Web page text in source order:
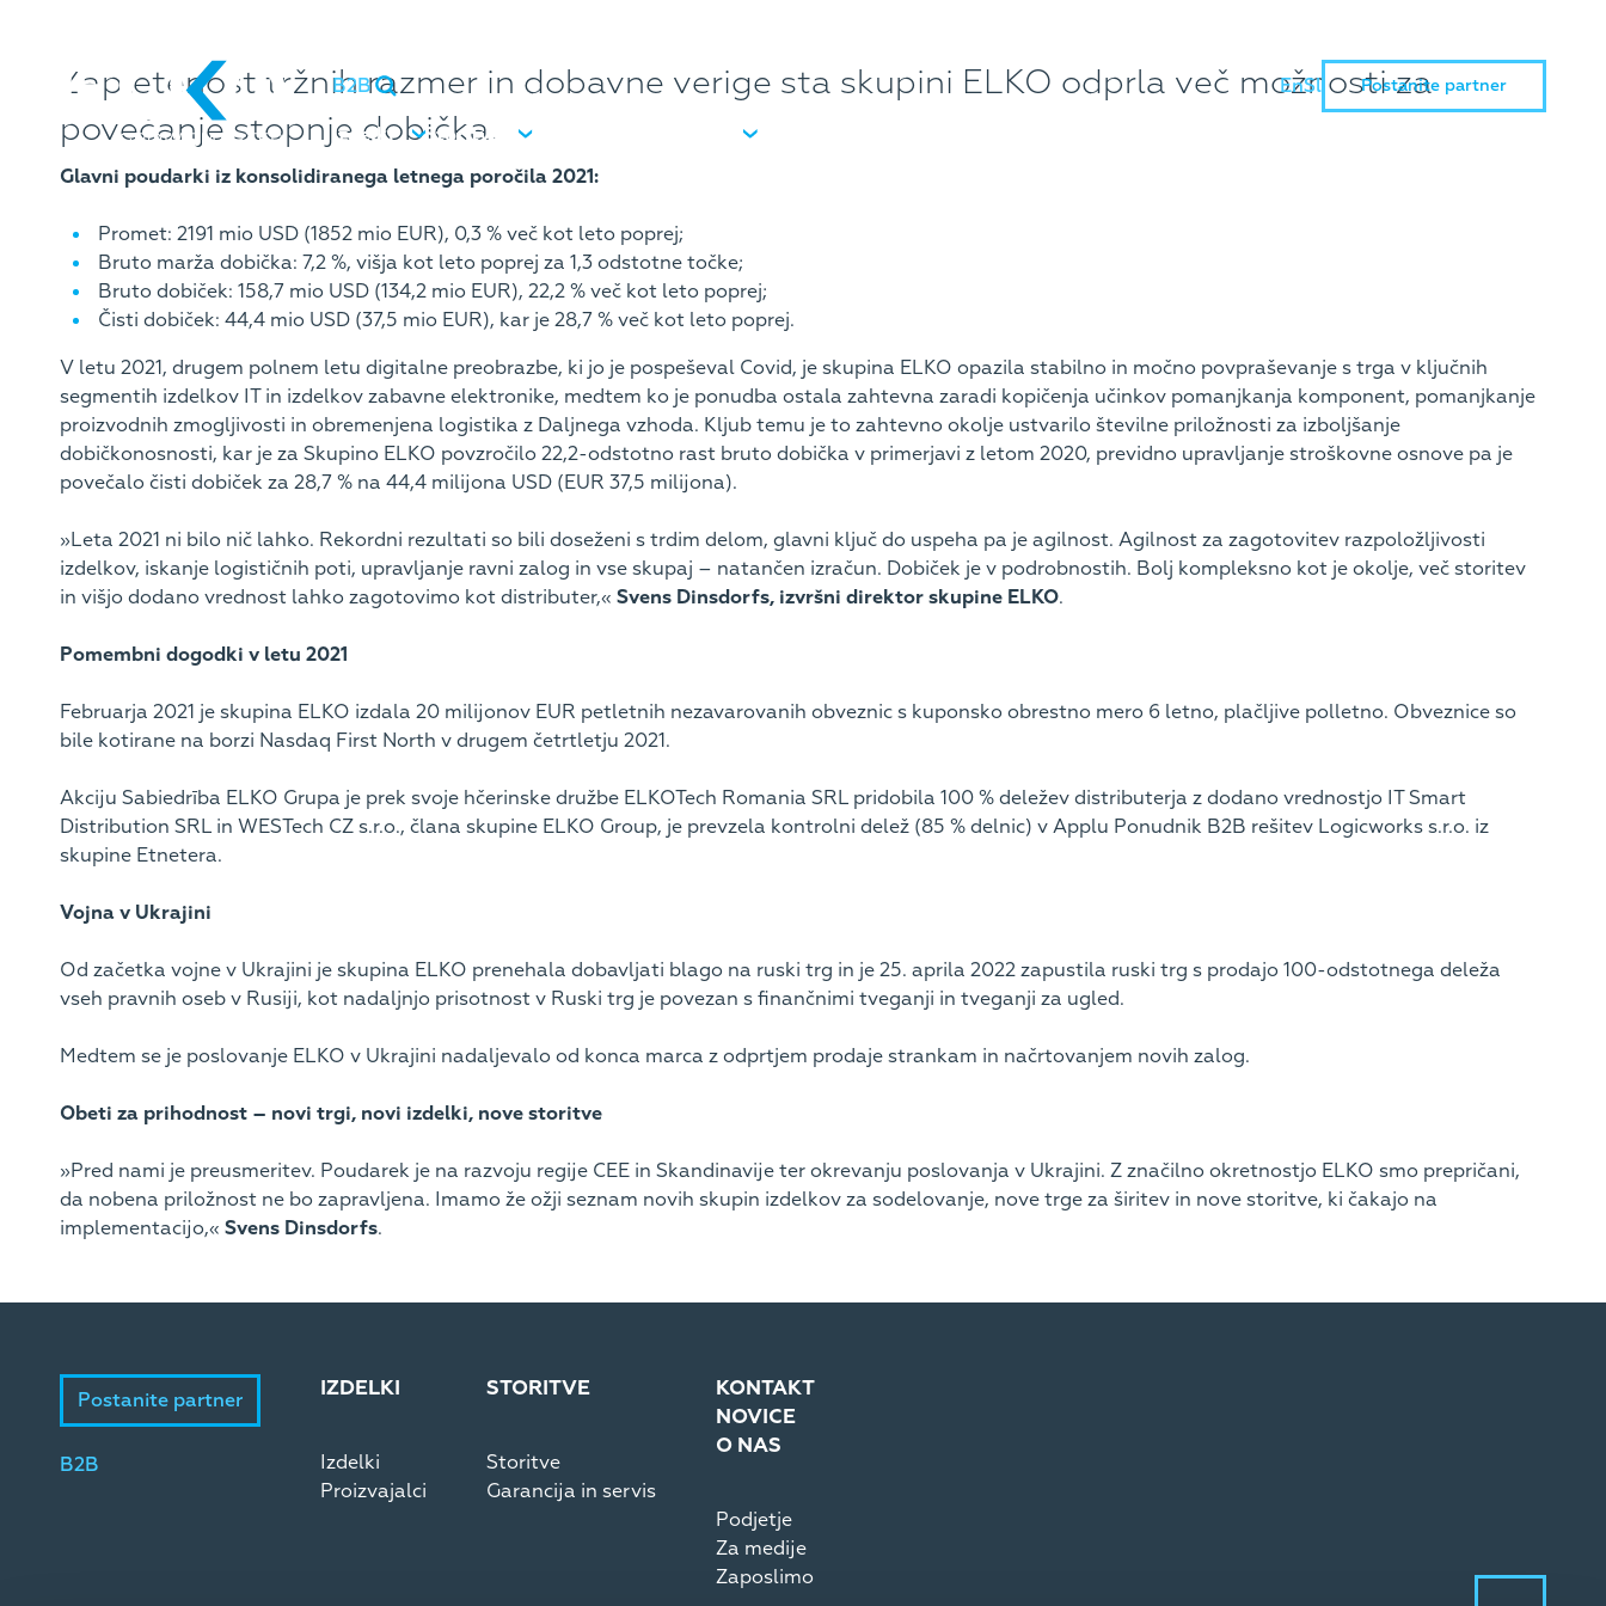
B2B EnSl Postanite partner
Izdelki Storitve Novice
Zapletenost tržnih razmer in dobavne verige sta skupini ELKO odprla več možnosti za
povečanje stopnje dobička.
Glavni poudarki iz konsolidiranega letnega poročila 2021:
Promet: 2191 mio USD (1852 mio EUR), 0,3 % več kot leto poprej;
Bruto marža dobička: 7,2 %, višja kot leto poprej za 1,3 odstotne točke;
Bruto dobiček: 158,7 mio USD (134,2 mio EUR), 22,2 % več kot leto poprej;
Čisti dobiček: 44,4 mio USD (37,5 mio EUR), kar je 28,7 % več kot leto poprej.
V letu 2021, drugem polnem letu digitalne preobrazbe, ki jo je pospeševal Covid, je skupina ELKO opazila stabilno in močno povpraševanje s trga v ključnih
segmentih izdelkov IT in izdelkov zabavne elektronike, medtem ko je ponudba ostala zahtevna zaradi kopičenja učinkov pomanjkanja komponent, pomanjkanje
proizvodnih zmogljivosti in obremenjena logistika z Daljnega vzhoda. Kljub temu je to zahtevno okolje ustvarilo številne priložnosti za izboljšanje
dobičkonosnosti, kar je za Skupino ELKO povzročilo 22,2-odstotno rast bruto dobička v primerjavi z letom 2020, previdno upravljanje stroškovne osnove pa je
povečalo čisti dobiček za 28,7 % na 44,4 milijona USD (EUR 37,5 milijona).
»Leta 2021 ni bilo nič lahko. Rekordni rezultati so bili doseženi s trdim delom, glavni ključ do uspeha pa je agilnost. Agilnost za zagotovitev razpoložljivosti
izdelkov, iskanje logističnih poti, upravljanje ravni zalog in vse skupaj – natančen izračun. Dobiček je v podrobnostih. Bolj kompleksno kot je okolje, več storitev
in višjo dodano vrednost lahko zagotovimo kot distributer,« Svens Dinsdorfs, izvršni direktor skupine ELKO.
Pomembni dogodki v letu 2021
Februarja 2021 je skupina ELKO izdala 20 milijonov EUR petletnih nezavarovanih obveznic s kuponsko obrestno mero 6 letno, plačljive polletno. Obveznice so
bile kotirane na borzi Nasdaq First North v drugem četrtletju 2021.
Akciju Sabiedrība ELKO Grupa je prek svoje hčerinske družbe ELKOTech Romania SRL pridobila 100 % deležev distributerja z dodano vrednostjo IT Smart
Distribution SRL in WESTech CZ s.r.o., člana skupine ELKO Group, je prevzela kontrolni delež (85 % delnic) v Applu Ponudnik B2B rešitev Logicworks s.r.o. iz
skupine Etnetera.
Vojna v Ukrajini
Od začetka vojne v Ukrajini je skupina ELKO prenehala dobavljati blago na ruski trg in je 25. aprila 2022 zapustila ruski trg s prodajo 100-odstotnega deleža
vseh pravnih oseb v Rusiji, kot nadaljnjo prisotnost v Ruski trg je povezan s finančnimi tveganji in tveganji za ugled.
Medtem se je poslovanje ELKO v Ukrajini nadaljevalo od konca marca z odprtjem prodaje strankam in načrtovanjem novih zalog.
Obeti za prihodnost – novi trgi, novi izdelki, nove storitve
»Pred nami je preusmeritev. Poudarek je na razvoju regije CEE in Skandinavije ter okrevanju poslovanja v Ukrajini. Z značilno okretnostjo ELKO smo prepričani,
da nobena priložnost ne bo zapravljena. Imamo že ožji seznam novih skupin izdelkov za sodelovanje, nove trge za širitev in nove storitve, ki čakajo na
implementacijo,« Svens Dinsdorfs.
Postanite partner
B2B
IZDELKI
Izdelki
Proizvajalci
STORITVE
Storitve
Garancija in servis
KONTAKT
NOVICE
O NAS
Podjetje
Za medije
Zaposlimo